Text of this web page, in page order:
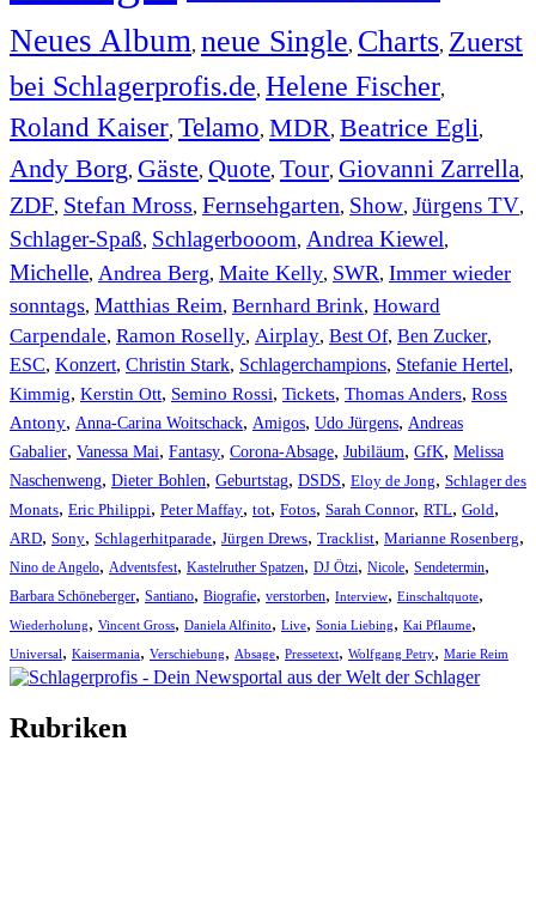
Neues Album, neue Single, Charts, Zuerst
bei Schlagerprofis.de, Helene Fischer,
Roland Kaiser, Telamo, MDR, Beatrice Egli,
Andy Borg, Gäste, Quote, Tour, Giovanni Zarrella,
ZDF, Stefan Mross, Fernsehgarten, Show, Jürgens TV,
Schlager-Spaß, Schlagerbooom, Andrea Kiewel,
Michelle, Andrea Berg, Maite Kelly, SWR, Immer wieder
sonntags, Matthias Reim, Bernhard Brink, Howard
Carpendale, Ramon Roselly, Airplay, Best Of, Ben Zucker,
ESC, Konzert, Christin Stark, Schlagerchampions, Stefanie Hertel,
Kimmig, Kerstin Ott, Semino Rossi, Tickets, Thomas Anders, Ross
Antony, Anna-Carina Woitschack, Amigos, Udo Jürgens, Andreas
Gabalier, Vanessa Mai, Fantasy, Corona-Absage, Jubiläum, GfK, Melissa
Naschenweng, Dieter Bohlen, Geburtstag, DSDS, Eloy de Jong, Schlager des
Monats, Eric Philippi, Peter Maffay, tot, Fotos, Sarah Connor, RTL, Gold,
ARD, Sony, Schlagerhitparade, Jürgen Drews, Tracklist, Marianne Rosenberg,
Nino de Angelo, Adventsfest, Kastelruther Spatzen, DJ Ötzi, Nicole, Sendetermin,
Barbara Schöneberger, Santiano, Biografie, verstorben, Interview, Einschaltquote,
Wiederholung, Vincent Gross, Daniela Alfinito, Live, Sonia Liebing, Kai Pflaume,
Universal , Kaisermania, Verschiebung, Absage, Pressetext, Wolfgang Petry, Marie Reim
Rubriken